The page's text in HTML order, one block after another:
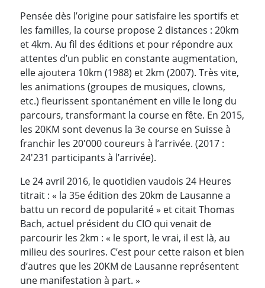
Pensée dès l’origine pour satisfaire les sportifs et
les familles, la course propose 2 distances : 20km
et 4km. Au fil des éditions et pour répondre aux
attentes d’un public en constante augmentation,
elle ajoutera 10km (1988) et 2km (2007). Très vite,
les animations (groupes de musiques, clowns,
etc.) fleurissent spontanément en ville le long du
parcours, transformant la course en fête. En 2015,
les 20KM sont devenus la 3e course en Suisse à
franchir les 20'000 coureurs à l’arrivée. (2017 :
24'231 participants à l’arrivée).
Le 24 avril 2016, le quotidien vaudois 24 Heures
titrait : « la 35e édition des 20km de Lausanne a
battu un record de popularité » et citait Thomas
Bach, actuel président du CIO qui venait de
parcourir les 2km : « le sport, le vrai, il est là, au
milieu des sourires. C’est pour cette raison et bien
d’autres que les 20KM de Lausanne représentent
une manifestation à part. »